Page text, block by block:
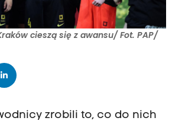
cieszą się z awansu/ Fot. PAP/
zrobili to, co do nich